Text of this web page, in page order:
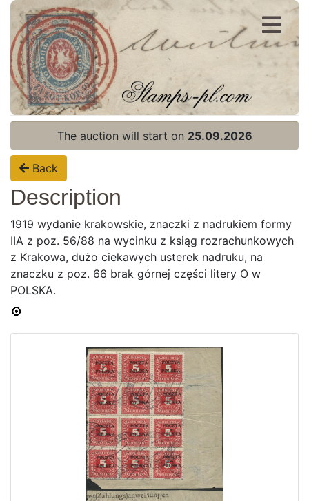
Register
Login
Home page
Current auction
Recent result
The auction will start on 25.09.2026
Back
Description
1919 wydanie krakowskie, znaczki z nadrukiem formy
IIA z poz. 56/88 na wycinku z ksiąg rozrachunkowych
z Krakowa, dużo ciekawych usterek nadruku, na
znaczku z poz. 66 brak górnej części litery O w
POLSKA.